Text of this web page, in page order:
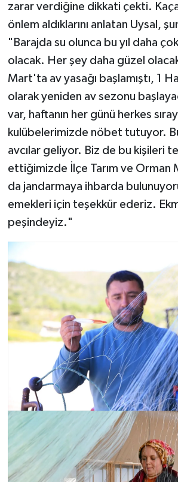
zarar verdiğine dikkati çekti.
önlem aldıklarını anlatan Uysal,
"Barajda su olunca bu yıl daha
olacak. Her şey daha güzel olacak.
Mart'ta av yasağı başlamıştı, 1
olarak yeniden av sezonu
var, haftanın her günü herkes
kulübelerimizde nöbet tutuyor.
avcılar geliyor. Biz de bu kişileri
ettiğimizde İlçe Tarım ve Orman
da jandarmaya ihbarda
emekleri için teşekkür ederiz.
peşindeyiz."